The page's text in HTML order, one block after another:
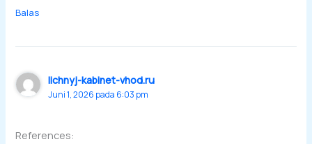
Balas
lichnyj-kabinet-vhod.ru
Juni 1, 2026 pada 6:03 pm
References: